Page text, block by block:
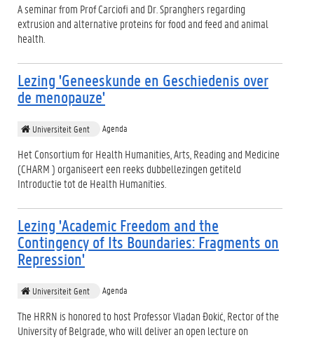
A seminar from Prof Carciofi and Dr. Spranghers regarding
extrusion and alternative proteins for food and feed and animal
health.
Lezing 'Geneeskunde en Geschiedenis over
de menopauze'
Universiteit Gent Agenda
Het Consortium for Health Humanities, Arts, Reading and Medicine
(CHARM ) organiseert een reeks dubbellezingen getiteld
Introductie tot de Health Humanities.
Lezing 'Academic Freedom and the
Contingency of Its Boundaries: Fragments on
Repression'
Universiteit Gent Agenda
The HRRN is honored to host Professor Vladan Đokić, Rector of the
University of Belgrade, who will deliver an open lecture on